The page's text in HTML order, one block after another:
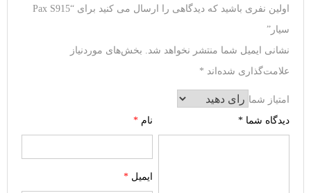
اولین نفری باشید که دیدگاهی را ارسال می کنید برای “Pax S915
سیار”
نشانی ایمیل شما منتشر نخواهد شد.
بخش‌های موردنیاز
علامت‌گذاری شده‌اند *
امتیاز شما
دیدگاه شما * نام *
ایمیل *